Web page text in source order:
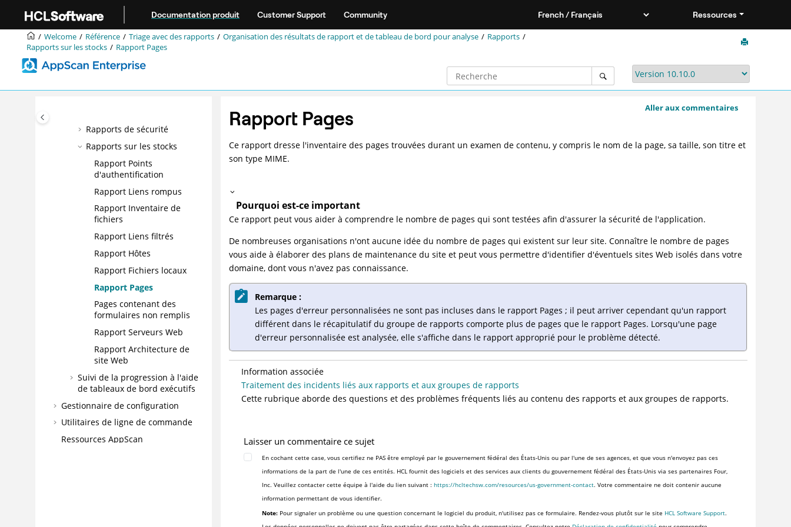
Documentation produit Customer Support Community Ressources
Welcome Référence Triage avec des rapports Organisation des résultats de rapport et de tableau de bord pour analyse
Rapports
Rapports sur les stocks
Rapport Pages
Gestion des problèmes dans
un rapport
Exportation des données pour
Corrélation des données
Rapports de sécurité
Rapports sur les stocks
Rapport Points
d'authentification
Rapport Liens rompus
Rapport Inventaire de
fichiers
Rapport Liens filtrés
Rapport Hôtes
Rapport Fichiers locaux
Rapport Pages
Pages contenant des
formulaires non remplis
Rapport Serveurs Web
Rapport Architecture de
site Web
Suivi de la progression à l'aide
de tableaux de bord exécutifs
Gestionnaire de configuration
Utilitaires de ligne de commande
Ressources AppScan
Aller aux commentaires
Rapport Pages
Ce rapport dresse l'inventaire des pages trouvées durant un examen de contenu, y compris le nom de la page, sa taille, son titre et
son type MIME.
Pourquoi est-ce important
Ce rapport peut vous aider à comprendre le nombre de pages qui sont testées afin d'assurer la sécurité de l'application.
De nombreuses organisations n'ont aucune idée du nombre de pages qui existent sur leur site. Connaître le nombre de pages
vous aide à élaborer des plans de maintenance du site et peut vous permettre d'identifier d'éventuels sites Web isolés dans votre
domaine, dont vous n'avez pas connaissance.
Remarque :
Les pages d'erreur personnalisées ne sont pas incluses dans le rapport Pages ; il peut arriver cependant qu'un rapport
différent dans le récapitulatif du groupe de rapports comporte plus de pages que le rapport Pages. Lorsqu'une page
d'erreur personnalisée est analysée, elle s'affiche dans le rapport approprié pour le problème détecté.
Information associée
Traitement des incidents liés aux rapports et aux groupes de rapports
Cette rubrique aborde des questions et des problèmes fréquents liés au contenu des rapports et aux groupes de rapports.
Laisser un commentaire ce sujet
En cochant cette case, vous certifiez ne PAS être employé par le gouvernement fédéral des États-Unis ou par l'une de ses agences, et que vous n'envoyez pas ces
informations de la part de l'une de ces entités. HCL fournit des logiciels et des services aux clients du gouvernement fédéral des États-Unis via ses partenaires Four,
Inc. Veuillez contacter cette équipe à l'aide du lien suivant :https://hcltechsw.com/resources/us-government-contact. Votre commentaire ne doit contenir aucune
information permettant de vous identifier.
Note: Pour signaler un problème ou une question concernant le logiciel du produit, n'utilisez pas ce formulaire. Rendez-vous plutôt sur le site HCL Software Support.